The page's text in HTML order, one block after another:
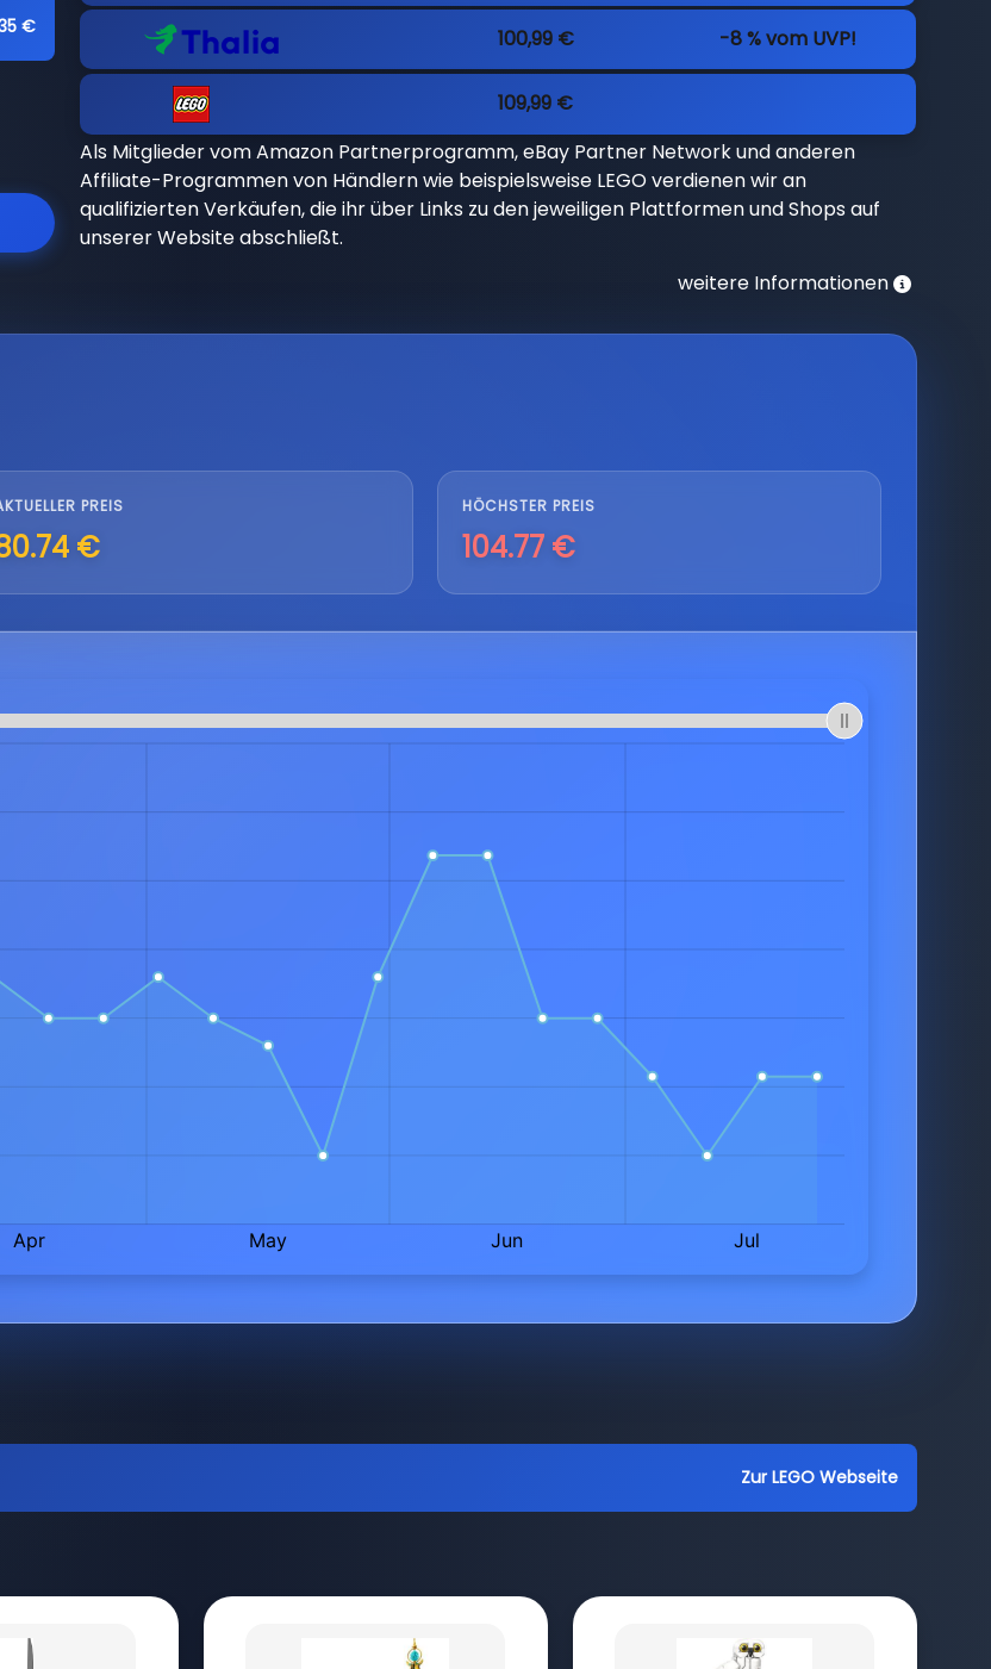
€ 100,99 € -8 % vom UVP!
109,99 €
Als Mitglieder vom Amazon Partnerprogramm, eBay Partner Network und anderen
Affiliate-Programmen von Händlern wie beispielsweise LEGO verdienen wir an
qualifizierten Verkäufen, die ihr über Links zu den jeweiligen Plattformen und Shops auf
unserer Website abschließt.
weitere Informationen
PREIS
€
HÖCHSTER PREIS
104.77 €
Zur LEGO Webseite